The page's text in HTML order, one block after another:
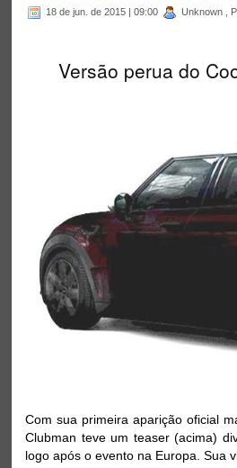
18 de jun. de 2015 | 09:00 Unknown ,
Versão perua do
Com sua primeira aparição oficial
Clubman teve um teaser (acima)
logo após o evento na Europa. Sua